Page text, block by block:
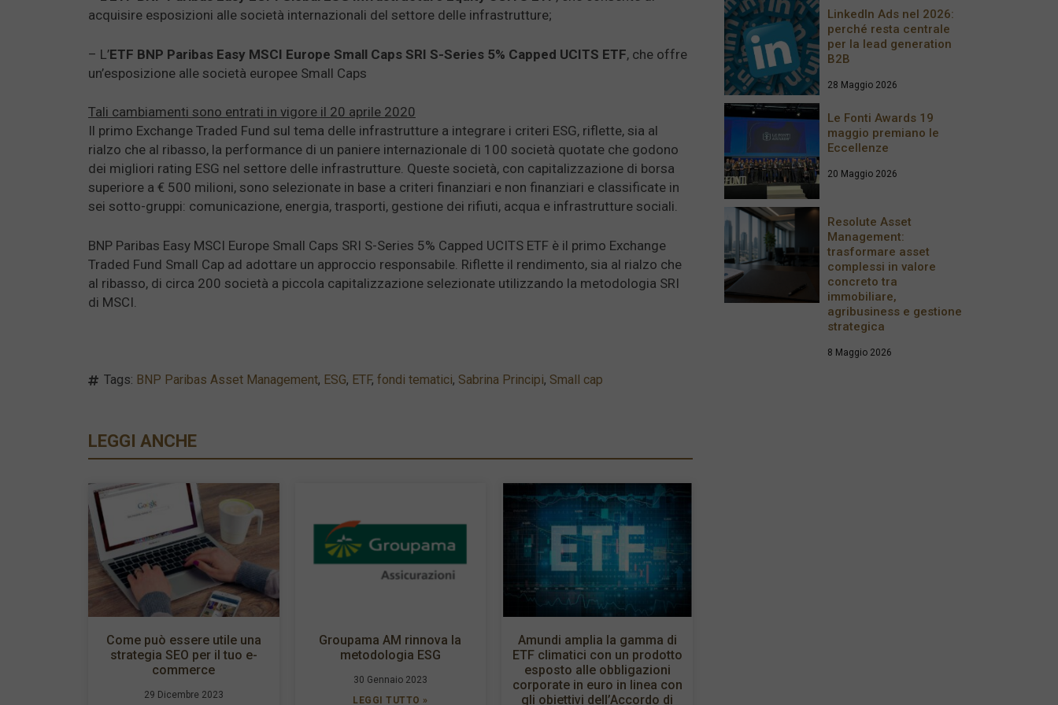
acquisire esposizioni alle società internazionali del settore delle infrastrutture;
– L’ETF BNP Paribas Easy MSCI Europe Small Caps SRI S-Series 5% Capped UCITS ETF, che offre
un’esposizione alle società europee Small Caps
Tali cambiamenti sono entrati in vigore il 20 aprile 2020
Il primo Exchange Traded Fund sul tema delle infrastrutture a integrare i criteri ESG, riflette, sia al
rialzo che al ribasso, la performance di un paniere internazionale di 100 società quotate che godono
dei migliori rating ESG nel settore delle infrastrutture. Queste società, con capitalizzazione di borsa
superiore a € 500 milioni, sono selezionate in base a criteri finanziari e non finanziari e classificate in
sei sotto-gruppi: comunicazione, energia, trasporti, gestione dei rifiuti, acqua e infrastrutture sociali.
BNP Paribas Easy MSCI Europe Small Caps SRI S-Series 5% Capped UCITS ETF è il primo Exchange
Traded Fund Small Cap ad adottare un approccio responsabile. Riflette il rendimento, sia al rialzo che
al ribasso, di circa 200 società a piccola capitalizzazione selezionate utilizzando la metodologia SRI
di MSCI.
Tags: BNP Paribas Asset Management, ESG, ETF, fondi tematici, Sabrina Principi, Small cap
LEGGI ANCHE
Come può essere utile una
strategia SEO per il tuo e-
commerce
29 Dicembre 2023
Groupama AM rinnova la
metodologia ESG
30 Gennaio 2023
LEGGI TUTTO »
Amundi amplia la gamma di
ETF climatici con un prodotto
esposto alle obbligazioni
corporate in euro in linea con
gli obiettivi dell’Accordo di
LinkedIn Ads nel 2026:
perché resta centrale
per la lead generation
B2B
28 Maggio 2026
Le Fonti Awards 19
maggio premiano le
Eccellenze
20 Maggio 2026
Resolute Asset
Management:
trasformare asset
complessi in valore
concreto tra
immobiliare,
agribusiness e gestione
strategica
8 Maggio 2026